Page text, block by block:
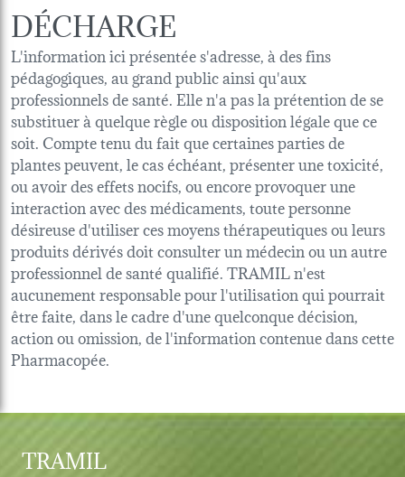
DÉCHARGE
L'information ici présentée s'adresse, à des fins
pédagogiques, au grand public ainsi qu'aux
professionnels de santé. Elle n'a pas la prétention de se
substituer à quelque règle ou disposition légale que ce
soit. Compte tenu du fait que certaines parties de
plantes peuvent, le cas échéant, présenter une toxicité,
ou avoir des effets nocifs, ou encore provoquer une
interaction avec des médicaments, toute personne
désireuse d'utiliser ces moyens thérapeutiques ou leurs
produits dérivés doit consulter un médecin ou un autre
professionnel de santé qualifié. TRAMIL n'est
aucunement responsable pour l'utilisation qui pourrait
être faite, dans le cadre d'une quelconque décision,
action ou omission, de l'information contenue dans cette
Pharmacopée.
TRAMIL